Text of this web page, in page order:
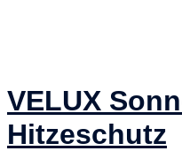
VELUX
Hitzeschutz